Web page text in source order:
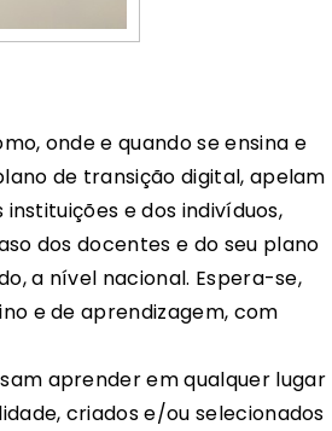
onde e quando se ensina e
de transição digital, apelam
e dos indivíduos,
dos docentes e do seu plano
a nível nacional. Espera-se,
e de aprendizagem, com
aprender em qualquer lugar
criados e/ou selecionados